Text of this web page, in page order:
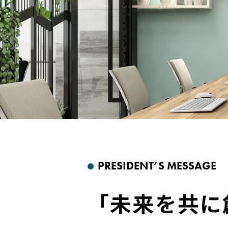
PRESIDENT’S MESSAGE​
「未来を共